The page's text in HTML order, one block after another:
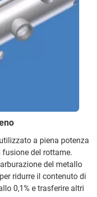
a piena potenza
del rottame.
del metallo
ridurre il contenuto di
0,1% e trasferire altri